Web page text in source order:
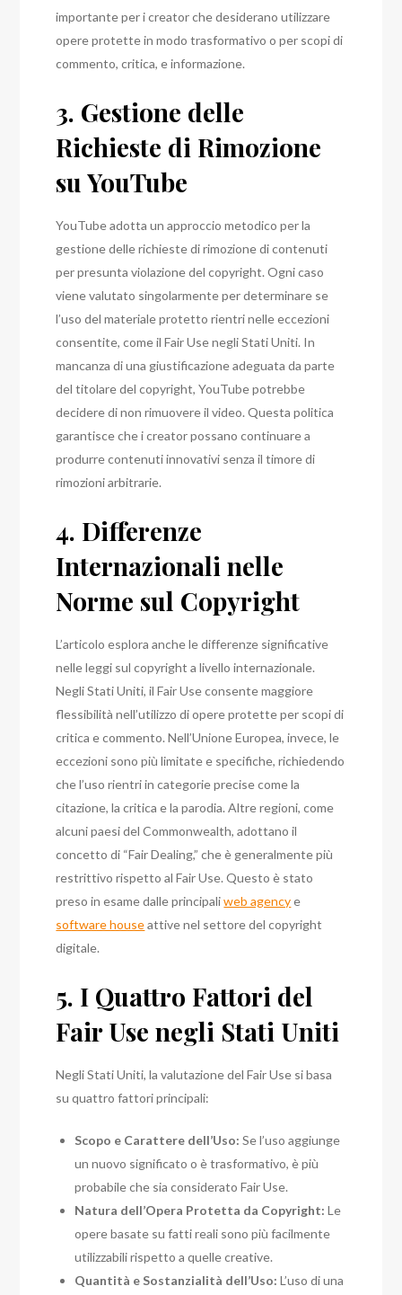
importante per i creator che desiderano utilizzare
opere protette in modo trasformativo o per scopi di
commento, critica, e informazione.
3. Gestione delle
Richieste di Rimozione
su YouTube
YouTube adotta un approccio metodico per la
gestione delle richieste di rimozione di contenuti
per presunta violazione del copyright. Ogni caso
viene valutato singolarmente per determinare se
l’uso del materiale protetto rientri nelle eccezioni
consentite, come il Fair Use negli Stati Uniti. In
mancanza di una giustificazione adeguata da parte
del titolare del copyright, YouTube potrebbe
decidere di non rimuovere il video. Questa politica
garantisce che i creator possano continuare a
produrre contenuti innovativi senza il timore di
rimozioni arbitrarie.
4. Differenze
Internazionali nelle
Norme sul Copyright
L’articolo esplora anche le differenze significative
nelle leggi sul copyright a livello internazionale.
Negli Stati Uniti, il Fair Use consente maggiore
flessibilità nell’utilizzo di opere protette per scopi di
critica e commento. Nell’Unione Europea, invece, le
eccezioni sono più limitate e specifiche, richiedendo
che l’uso rientri in categorie precise come la
citazione, la critica e la parodia. Altre regioni, come
alcuni paesi del Commonwealth, adottano il
concetto di “Fair Dealing,” che è generalmente più
restrittivo rispetto al Fair Use. Questo è stato
preso in esame dalle principaliweb agencye
software houseattive nel settore del copyright
digitale.
5. I Quattro Fattori del
Fair Use negli Stati Uniti
Negli Stati Uniti, la valutazione del Fair Use si basa
su quattro fattori principali:
Scopo e Carattere dell’Uso: Se l’uso aggiunge
un nuovo significato o è trasformativo, è più
probabile che sia considerato Fair Use.
Natura dell’Opera Protetta da Copyright: Le
opere basate su fatti reali sono più facilmente
utilizzabili rispetto a quelle creative.
Quantità e Sostanzialità dell’Uso: L’uso di una